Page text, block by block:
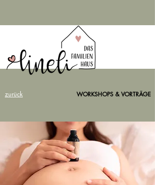
zurück WORKSHOPS & VORTRÄGE